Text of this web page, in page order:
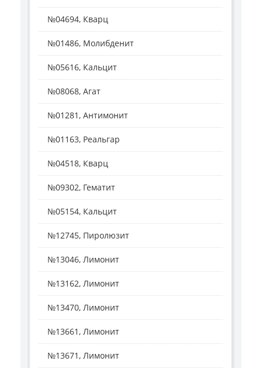
№04694, Кварц
№01486, Молибденит
№05616, Кальцит
№08068, Агат
№01281, Антимонит
№01163, Реальгар
№04518, Кварц
№09302, Гематит
№05154, Кальцит
№12745, Пиролюзит
№13046, Лимонит
№13162, Лимонит
№13470, Лимонит
№13661, Лимонит
№13671, Лимонит